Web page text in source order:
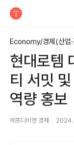
Economy/경제(산업·
현대로템
티 서밋
역량 홍보
에프디비엔 경제 2024.